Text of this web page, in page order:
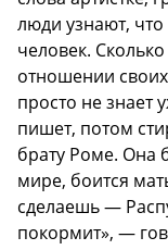
люди узнают,
человек.
отношении
просто не знает
пишет, потом
брату Роме. Она
мире, боится
сделаешь —
покормит», —